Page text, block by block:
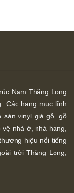
Nam Thăng Long
Các hạng mục lĩnh
sàn vinyl giả gỗ, gỗ
nhà ở, nhà hàng,
hiệu nổi tiếng
trời Thăng Long,